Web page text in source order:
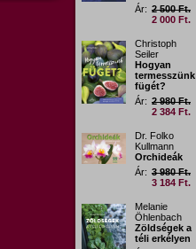
Ár: 2 500 Ft.
2 000 Ft.
Christoph
Seiler
Hogyan
termesszünk
fügét?
Ár: 2 980 Ft.
2 384 Ft.
Dr. Folko
Kullmann
Orchideák
Ár: 3 980 Ft.
3 184 Ft.
Melanie
Öhlenbach
Zöldségek a
téli erkélyen